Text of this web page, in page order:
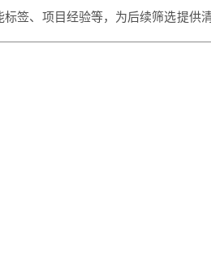
签、项目经验等，为后续筛选提供